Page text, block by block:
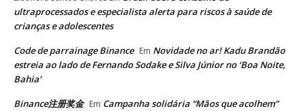
ultraprocessados e especialista alerta para riscos à saúde de
crianças e adolescentes
Code de parrainage Binance Em Novidade no ar! Kadu Brandão
estreia ao lado de Fernando Sodake e Silva Júnior no ‘Boa Noite,
Bahia’
Binance注册奖金 Em Campanha solidária “Mãos que acolhem”